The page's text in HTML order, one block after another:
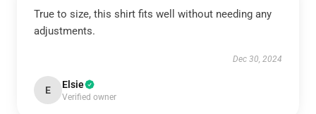
True to size, this shirt fits well without needing any
adjustments.
Dec 30, 2024
E Elsie
Verified owner